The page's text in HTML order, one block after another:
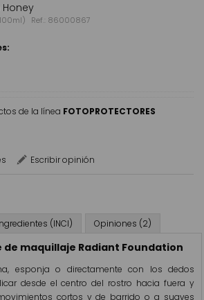
Ref.: 86000867
de la línea FOTOPROTECTORES
Escribir opinión
(INCI) Opiniones (2)
de maquillaje Radiant Foundation
esponja o directamente con los dedos
desde el centro del rostro hacia fuera y
cortos y de barrido o a suaves